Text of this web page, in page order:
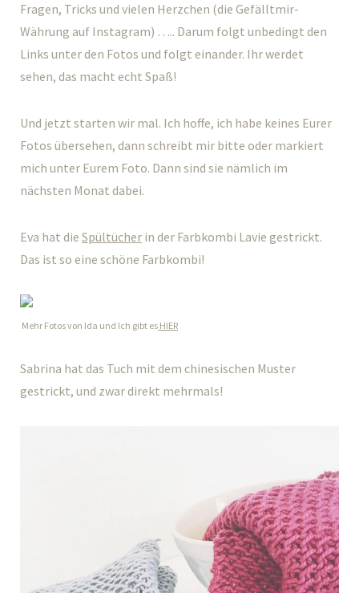
Fragen, Tricks und vielen Herzchen (die Gefälltmir-
Währung auf Instagram) ….. Darum folgt unbedingt den
Links unter den Fotos und folgt einander. Ihr werdet
sehen, das macht echt Spaß!
Und jetzt starten wir mal. Ich hoffe, ich habe keines Eurer
Fotos übersehen, dann schreibt mir bitte oder markiert
mich unter Eurem Foto. Dann sind sie nämlich im
nächsten Monat dabei.
Eva hat die Spültücher in der Farbkombi Lavie gestrickt.
Das ist so eine schöne Farbkombi!
Mehr Fotos von Ida und Ich gibt es HIER
Sabrina hat das Tuch mit dem chinesischen Muster
gestrickt, und zwar direkt mehrmals!